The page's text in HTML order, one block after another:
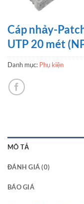
Cáp nhảy-
UTP 20 mét
Danh mục: Phụ kiện
MÔ TẢ
ĐÁNH GIÁ (0)
BÁO GIÁ